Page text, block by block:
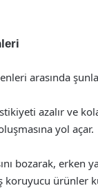
arasında
azalır ve
yol açar.
bozarak,
koruyucu ürünler